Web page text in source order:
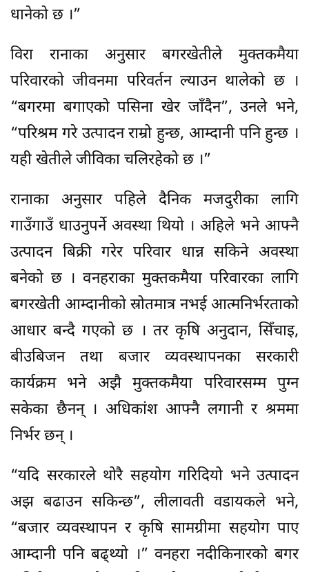
धानेको छ ।”
विरा रानाका अनुसार बगरखेतीले मुक्तकमैया
परिवारको जीवनमा परिवर्तन ल्याउन थालेको छ ।
“बगरमा बगाएको पसिना खेर जाँदैन”, उनले भने,
“परिश्रम गरे उत्पादन राम्रो हुन्छ, आम्दानी पनि हुन्छ ।
यही खेतीले जीविका चलिरहेको छ ।”
रानाका अनुसार पहिले दैनिक मजदुरीका लागि
गाउँगाउँ धाउनुपर्ने अवस्था थियो । अहिले भने आफ्नै
उत्पादन बिक्री गरेर परिवार धान्न सकिने अवस्था
बनेको छ । वनहराका मुक्तकमैया परिवारका लागि
बगरखेती आम्दानीको स्रोतमात्र नभई आत्मनिर्भरताको
आधार बन्दै गएको छ । तर कृषि अनुदान, सिँचाइ,
बीउबिजन तथा बजार व्यवस्थापनका सरकारी
कार्यक्रम भने अझै मुक्तकमैया परिवारसम्म पुग्न
सकेका छैनन् । अधिकांश आफ्नै लगानी र श्रममा
निर्भर छन् ।
“यदि सरकारले थोरै सहयोग गरिदियो भने उत्पादन
अझ बढाउन सकिन्छ”, लीलावती वडायकले भने,
“बजार व्यवस्थापन र कृषि सामग्रीमा सहयोग पाए
आम्दानी पनि बढ्थ्यो ।” वनहरा नदीकिनारको बगर